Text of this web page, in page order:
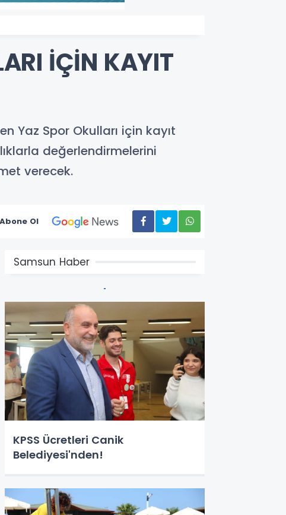
İÇİN KAYIT
Yaz Spor Okulları için kayıt
değerlendirmelerini
verecek.
Abone Ol
Samsun Haber
KPSS Ücretleri Canik
Belediyesi'nden!